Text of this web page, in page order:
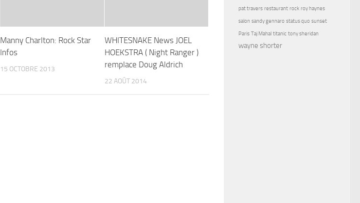
Manny Charlton: Rock Star
Infos
15 OCTOBRE 2013
WHITESNAKE News JOEL
HOEKSTRA ( Night Ranger )
remplace Doug Aldrich
22 AOÛT 2014
pat travers restaurant rock roy haynes
salon sandy gennaro status quo sunset
Paris Taj Mahal titanic tony sheridan
wayne shorter